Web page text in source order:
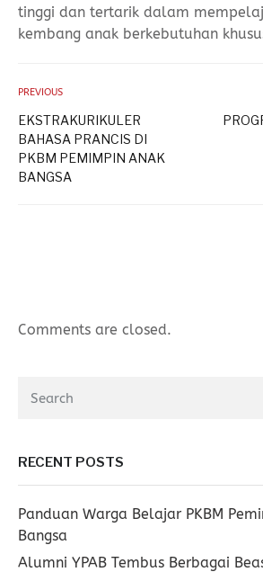
tinggi dan tertarik dalam
kembang anak berkebutuhan
PREVIOUS
EKSTRAKURIKULER
BAHASA PRANCIS DI
PKBM PEMIMPIN ANAK
BANGSA
Comments are closed.
RECENT POSTS
Panduan Warga Belajar PKBM
Bangsa
Alumni YPAB Tembus Berbagai